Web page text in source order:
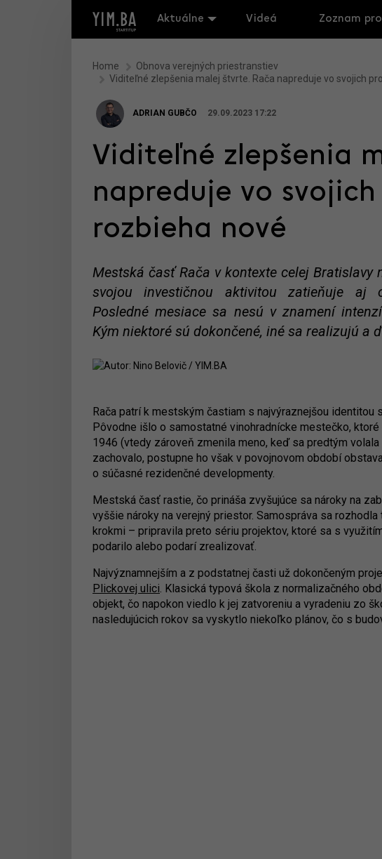
Aktuálne Videá Zoznam
Home
Obnova verejných priestranstiev
Viditeľné zlepšenia malej štvrte. Rača napreduje vo svojich
ADRIAN GUBČO 29.09.2023 17:22
Viditeľné zlepšenia
napreduje vo
rozbieha nové
Mestská časť Rača v kontexte celej
svojou investičnou aktivitou zatieňuje aj
Posledné mesiace sa nesú v znamení
Kým niektoré sú dokončené, iné sa realizujú a
Rača patrí k mestským častiam s najvýraznejšou
Pôvodne išlo o samostatné vinohradnícke mestečko,
1946 (vtedy zároveň zmenila meno, keď sa predtým
zachovalo, postupne ho však v povojnovom období
o súčasné rezidenčné developmenty.
Mestská časť rastie, čo prináša zvyšujúce sa nároky na
vyššie nároky na verejný priestor. Samospráva sa
krokmi – pripravila preto sériu projektov, ktoré sa s
podarilo alebo podarí zrealizovať.
Najvýznamnejším a z podstatnej časti už dokončeným
Plickovej ulici. Klasická typová škola z normalizačného
objekt, čo napokon viedlo k jej zatvoreniu a vyradeniu zo
nasledujúcich rokov sa vyskytlo niekoľko plánov, čo s